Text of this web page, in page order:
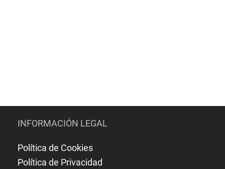
INFORMACIÓN LEGAL
Política de Cookies
Política de Privacidad